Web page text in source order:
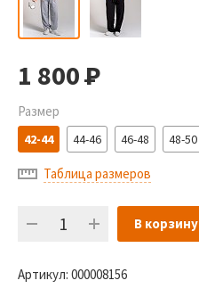
1 800Р
Размер
42-44 44-46 46-48 48-50
Таблица размеров
В корзину
Артикул: 000008156